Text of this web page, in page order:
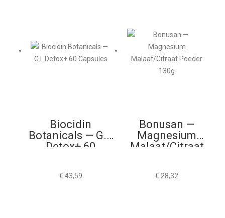
Biocidin
Botanicals — G.I.
Detox+ 60
€ 43,59
Bonusan —
Magnesium
Malaat/Citraat
€ 28,32